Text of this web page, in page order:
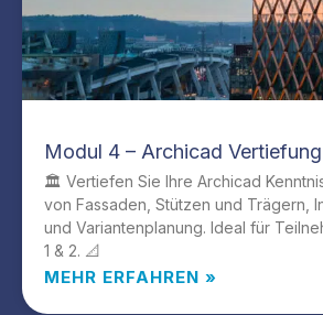
Modul 4 – Archicad
🏛️ Vertiefen Sie Ihre Archicad
von Fassaden, Stützen und Trägern,
und Variantenplanung. Ideal für
1 & 2. 📐
MEHR ERFAHREN »